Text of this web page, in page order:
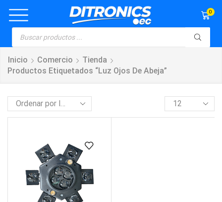
0
Inicio Comercio
Tienda
Productos Etiquetados “luz Ojos De Abeja”